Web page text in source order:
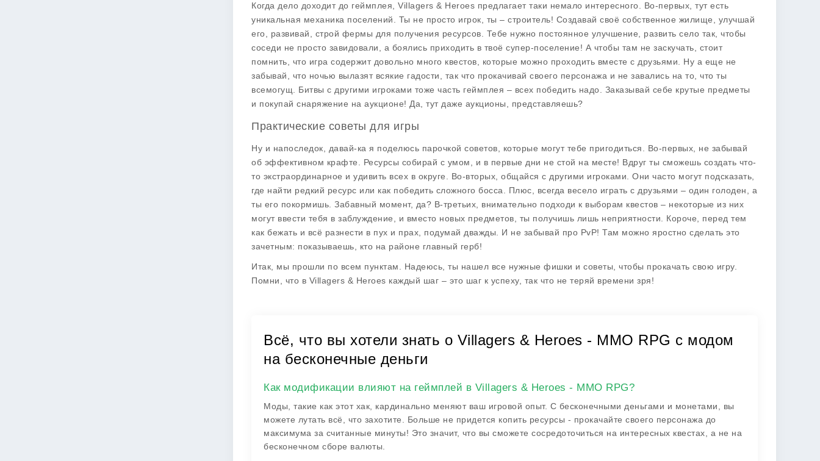
Когда дело доходит до геймплея, Villagers & Heroes предлагает таки немало интересного. Во-первых, тут есть
уникальная механика поселений . Ты не просто игрок, ты – строитель! Создавай своё собственное жилище, улучшай
его, развивай, строй фермы для получения ресурсов. Тебе нужно постоянное улучшение, развить село так, чтобы
соседи не просто завидовали, а боялись приходить в твоё супер-поселение! А чтобы там не заскучать, стоит
помнить, что игра содержит довольно много квестов, которые можно проходить вместе с друзьями. Ну а еще не
забывай, что ночью вылазят всякие гадости, так что прокачивай своего персонажа и не завались на то, что ты
всемогущ. Битвы с другими игроками тоже часть геймплея – всех победить надо. Заказывай себе крутые предметы
и покупай снаряжение на аукционе! Да, тут даже аукционы, представляешь?
Практические советы для игры
Ну и напоследок, давай-ка я поделюсь парочкой советов, которые могут тебе пригодиться. Во-первых, не забывай
об эффективном крафте . Ресурсы собирай с умом, и в первые дни не стой на месте! Вдруг ты сможешь создать что-
то экстраординарное и удивить всех в округе. Во-вторых, общайся с другими игроками. Они часто могут подсказать,
где найти редкий ресурс или как победить сложного босса. Плюс, всегда весело играть с друзьями – один голоден, а
ты его покормишь. Забавный момент, да? В-третьих, внимательно подходи к выборам квестов – некоторые из них
могут ввести тебя в заблуждение, и вместо новых предметов, ты получишь лишь неприятности. Короче, перед тем
как бежать и всё разнести в пух и прах, подумай дважды. И не забывай про PvP! Там можно яростно сделать это
зачетным: показываешь, кто на районе главный герб!
Итак, мы прошли по всем пунктам. Надеюсь, ты нашел все нужные фишки и советы, чтобы прокачать свою игру.
Помни, что в Villagers & Heroes каждый шаг – это шаг к успеху, так что не теряй времени зря!
Всё, что вы хотели знать о Villagers & Heroes - MMO RPG с модом
на бесконечные деньги
Как модификации влияют на геймплей в Villagers & Heroes - MMO RPG?
Моды, такие как этот хак, кардинально меняют ваш игровой опыт. С бесконечными деньгами и монетами, вы
можете лутать всё, что захотите. Больше не придется копить ресурсы - прокачайте своего персонажа до
максимума за считанные минуты! Это значит, что вы сможете сосредоточиться на интересных квестах, а не на
бесконечном сборе валюты.